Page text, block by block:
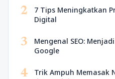
2
7 Tips Meningkatkan
Digital
3
Mengenal SEO:
Google
4
Trik Ampuh Memasak